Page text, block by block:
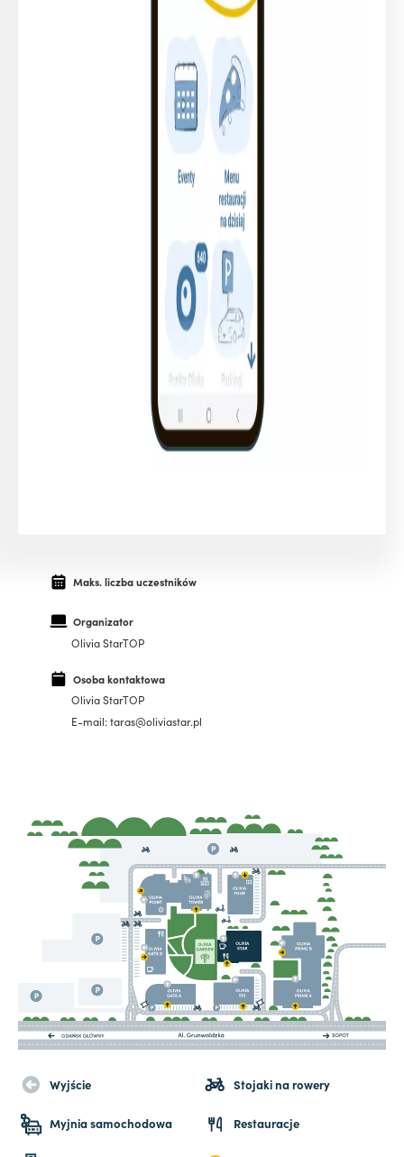
Maks. liczba uczestników
Organizator
Olivia StarTOP
Osoba kontaktowa
Olivia StarTOP
E-mail: taras@oliviastar.pl
Wyjście Stojaki na rowery
Myjnia samochodowa Restauracje